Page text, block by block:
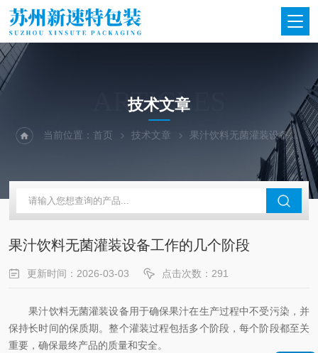
ARTICLES
技术文章
当前位置：首页 技术文章 果汁饮料无菌灌装设备工作的几个阶段
果汁饮料无菌灌装设备工作的几个阶段
更新时间：2026-03-03 点击次数：291
果汁饮料无菌灌装设备用于确保果汁在生产过程中不受污染，并
保持长时间的保质期。整个灌装过程包括多个阶段，每个阶段都至关
重要，确保最终产品的质量和安全。